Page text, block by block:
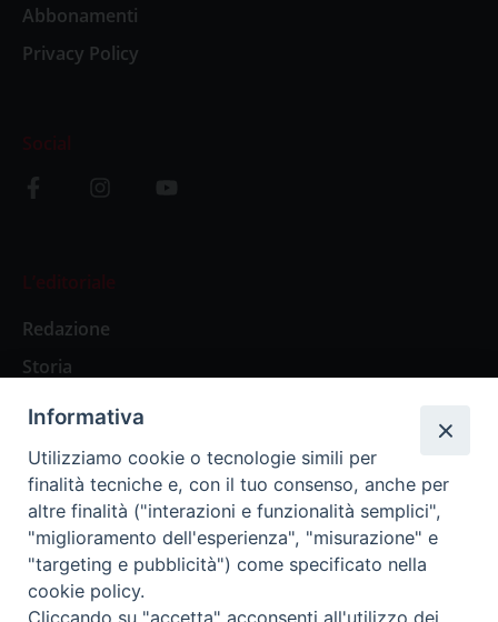
Abbonamenti
Privacy Policy
Social
L’editoriale
Redazione
Storia
Abbonamenti
Abbonamento Annuale Digitale
Abbonamento Annuale Cartaceo
Abbonamento Singola Copia Digitale
Informativa
Utilizziamo cookie o tecnologie simili per
finalità tecniche e, con il tuo consenso, anche per
altre finalità ("interazioni e funzionalità semplici",
"miglioramento dell'esperienza", "misurazione" e
"targeting e pubblicità") come specificato nella
cookie policy.